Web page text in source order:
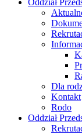
Oddział
Dla
Kontakt
Rodo
Oddział